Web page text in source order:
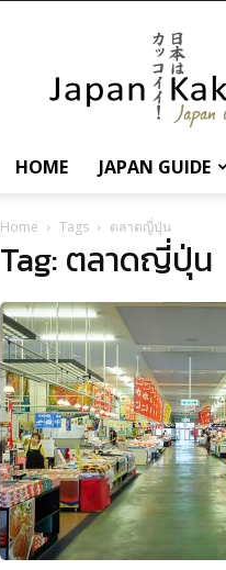
เกี่ยว
กับ
ญี่ปุ่น
และ
การ
ญี่ปุ่น
HOME JAPAN GUIDE
Home Tags ตลาดญี่ปุ่น
Tag: ตลาดญี่ปุ่น